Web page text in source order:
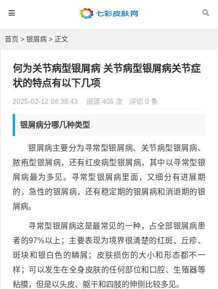
首页 > 银屑病 > 正文
何为关节病型银屑病 关节病型银屑病关节症
状的特点有以下几项
2025-02-12 08:38:43 阅读 405 次 评论 0 条
银屑病分哪几种类型
银屑病主要分为寻常型银屑病、关节病型银屑病、
脓疱型银屑病，还有红皮病型银屑病，其中以寻常型银
屑病最为多见。寻常型银屑病里面，又细分有进展期
的，急性的银屑病，还有稳定期的银屑病和消退期的银
屑病。
寻常型银屑病这是最常见的一种，占全部银屑病患
者的97%以上；主要表现为境界很清楚的红斑、丘疹、
斑块和银白色的鳞屑；皮肤损伤的大小和形态都不一
样；可以发生在全身皮肤的任何部位和口腔、生殖器等
粘膜，但是以头皮、躯干和四肢的伸侧比较多见。